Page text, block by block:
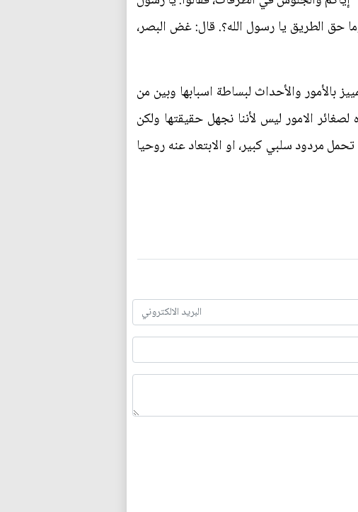
حق الطريق يا رسول الله؟. قال: غض البصر،
بالأمور والأحداث لبساطة اسبابها وبين من
الامور ليس لأننا نجهل حقيقتها ولكن
مردود سلبي كبير، او الابتعاد عنه روحيا